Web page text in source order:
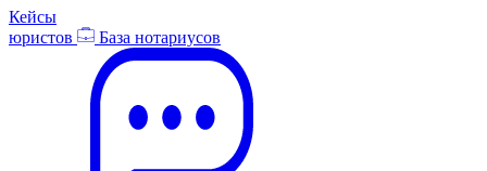
Кейсы
юристов
База нотариусов